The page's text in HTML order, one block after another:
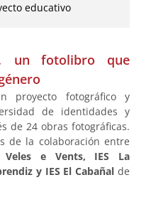
educativo
un fotolibro que
proyecto fotográfico y
de identidades y
de 24 obras fotográficas.
de la colaboración entre
Veles e Vents, IES La
y IES El Cabañal de